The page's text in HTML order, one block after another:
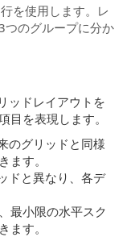
を使用します。レ
つのグループに分か
ッドレイアウトを
目を表現します。
のグリッドと同様
ます。
ドと異なり、各デ
最小限の水平スク
ます。